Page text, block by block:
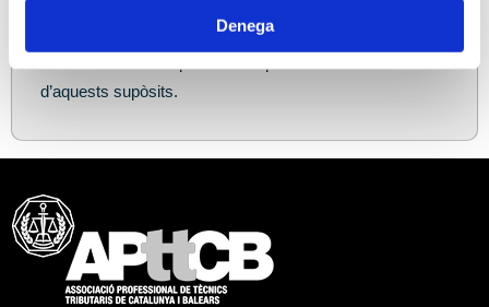
Denega
implicacions que té el que paga i el que la rep, i es
d’aquests supòsits.